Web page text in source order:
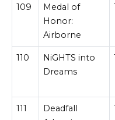
109
Medal of
Honor:
Airborne
110
NiGHTS into
Dreams
111
Deadfall